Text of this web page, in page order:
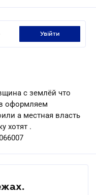
увійти
с землёй что
оформляем
а местная власть
хотят .